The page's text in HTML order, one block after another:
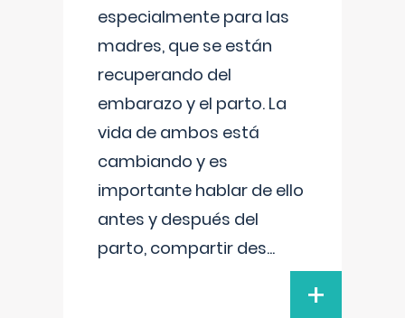
especialmente para las
madres, que se están
recuperando del
embarazo y el parto. La
vida de ambos está
cambiando y es
importante hablar de ello
antes y después del
parto, compartir des...
+